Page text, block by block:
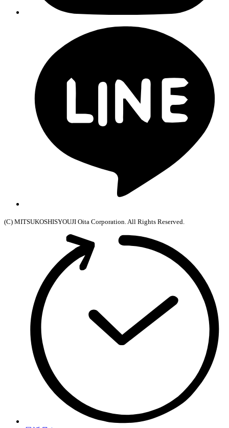
(C) MITSUKOSHISYOUJI Oita Corporation. All Rights Reserved.